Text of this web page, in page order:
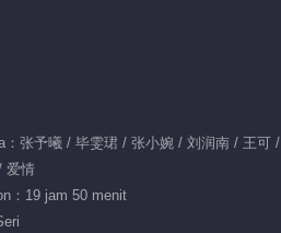
：张予曦 / 毕雯珺 / 张小婉 / 刘润南 / 王可
爱情
：19 jam 50 menit